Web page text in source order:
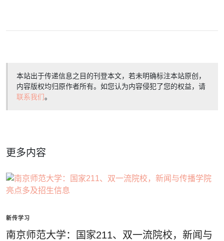
本站出于传递信息之目的刊登本文，若未明确标注本站原创，
内容版权均归原作者所有。如您认为内容侵犯了您的权益，请
联系我们。
更多内容
新传学习
南京师范大学：国家211、双一流院校，新闻与